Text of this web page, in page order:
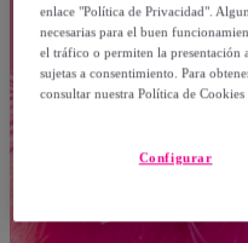
enlace "Política de Privacidad".
necesarias para el buen
el tráfico o permiten la presentación
sujetas a consentimiento. Para
consultar nuestra Política de Cookies
Configurar